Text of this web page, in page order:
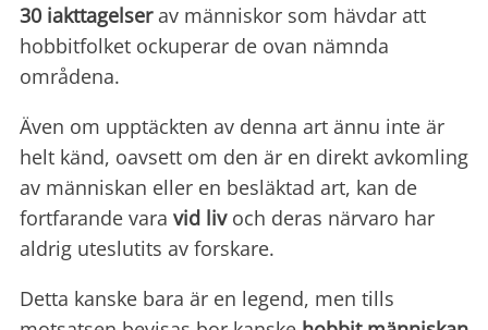
30 iakttagelserav människor som hävdar att
hobbitfolket ockuperar de ovan nämnda
områdena.
Även om upptäckten av denna art ännu inte är
helt känd, oavsett om den är en direkt avkomling
av människan eller en besläktad art, kan de
fortfarande vara vid livoch deras närvaro har
aldrig uteslutits av forskare.
Detta kanske bara är en legend, men tills